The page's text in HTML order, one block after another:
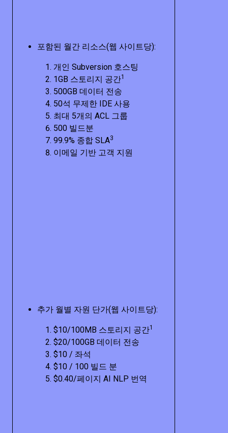
포함된 월간 리소스(웹 사이트당):
개인 Subversion 호스팅
1GB 스토리지 공간1
500GB 데이터 전송
50석 무제한 IDE 사용
최대 5개의 ACL 그룹
500 빌드분
99.9% 종합 SLA3
이메일 기반 고객 지원
추가 월별 자원 단가(웹 사이트당):
$10/100MB 스토리지 공간1
$20/100GB 데이터 전송
$10 / 좌석
$10 / 100 빌드 분
$0.40/페이지 AI NLP 번역